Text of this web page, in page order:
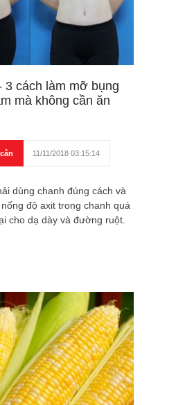
3 cách làm mỡ bụng
mà không cần ăn
11/11/2018 03:15:14
dùng chanh đúng cách và
độ axit trong chanh quá
cho dạ dày và đường ruột.